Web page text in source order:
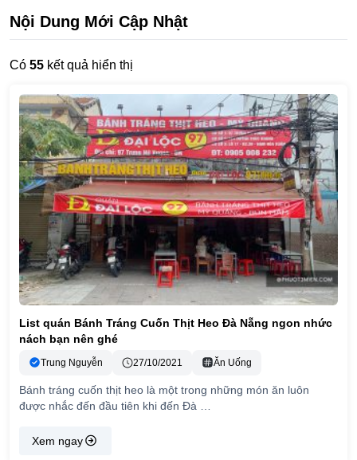
Nội Dung Mới Cập Nhật
Có 55 kết quả hiển thị
List quán Bánh Tráng Cuốn Thịt Heo Đà Nẵng ngon nhức
nách bạn nên ghé
Trung Nguyễn 27/10/2021 Ăn Uống
Bánh tráng cuốn thịt heo là một trong những món ăn luôn
được nhắc đến đầu tiên khi đến Đà …
Xem ngay